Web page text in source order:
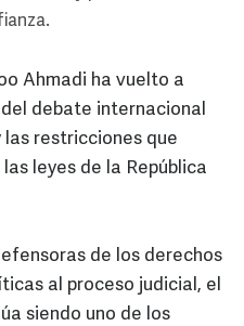
Ahmadi ha vuelto a
debate internacional
restricciones que
leyes de la República
de los derechos
al proceso judicial, el
siendo uno de los